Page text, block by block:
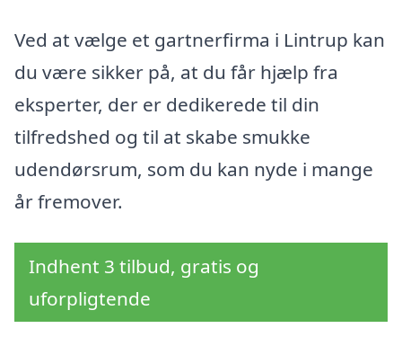
Ved at vælge et gartnerfirma i Lintrup kan
du være sikker på, at du får hjælp fra
eksperter, der er dedikerede til din
tilfredshed og til at skabe smukke
udendørsrum, som du kan nyde i mange
år fremover.
Indhent 3 tilbud, gratis og
uforpligtende